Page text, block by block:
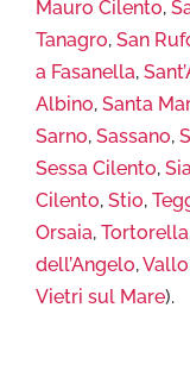
Mauro Cilento,
Tanagro, San
a Fasanella,
Albino, Santa
Sarno, Sassano,
Sessa Cilento,
Cilento, Stio,
Orsaia, Tortorella
dell’Angelo,
Vietri sul Mare).